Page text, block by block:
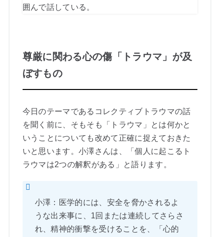
尊厳に関わる心の傷「トラウマ」が及
ぼすもの
今日のテーマであるコレクティブトラウマの話
を聞く前に、そもそも「トラウマ」とは何かと
いうことについても改めて正確に捉えておきた
いと思います。小澤さんは、「個人に起こるト
ラウマは2つの解釈がある」と語ります。
小澤：医学的には、安全を脅かされるよ
うな出来事に、1回または連続してさらさ
れ、精神的衝撃を受けることを、「心的